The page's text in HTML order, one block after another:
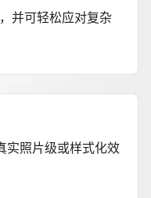
并可轻松应对复杂
实照片级或样式化效